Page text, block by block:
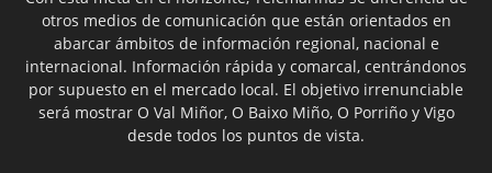
otros medios de comunicación que están orientados en
abarcar ámbitos de información regional, nacional e
internacional. Información rápida y comarcal, centrándonos
por supuesto en el mercado local. El objetivo irrenunciable
será mostrar O Val Miñor, O Baixo Miño, O Porriño y Vigo
desde todos los puntos de vista.